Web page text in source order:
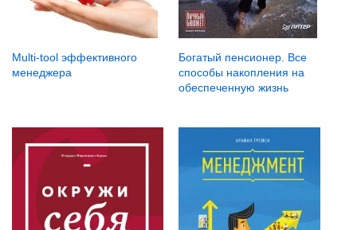
Multi-tool эффективного
менеджера
Богатый пенсионер. Все
способы накопления на
обеспеченную жизнь